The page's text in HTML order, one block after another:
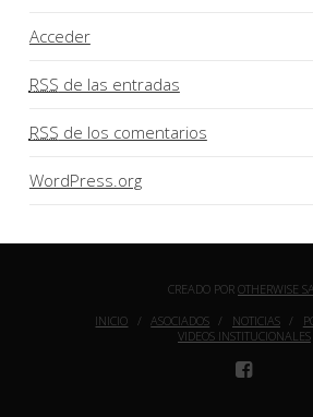
Acceder
RSS de las entradas
RSS de los comentarios
WordPress.org
CREADO POR OTHERWISE
INICIO
ASOCIADOS NOTICIAS
VIDEOS INSTITUCIONALES